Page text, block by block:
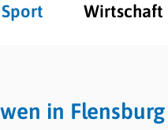
Sport Wirtschaft
in